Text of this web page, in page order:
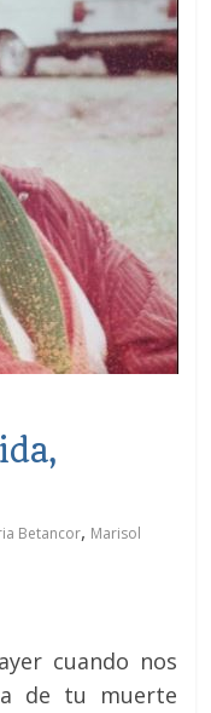
Betancor, Marisol
cuando nos
de tu muerte